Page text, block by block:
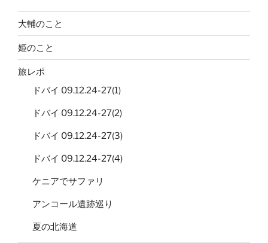
大輔のこと
姫のこと
旅レポ
ドバイ 09.12.24-27(1)
ドバイ 09.12.24-27(2)
ドバイ 09.12.24-27(3)
ドバイ 09.12.24-27(4)
ケニアでサファリ
アンコール遺跡巡り
夏の北海道